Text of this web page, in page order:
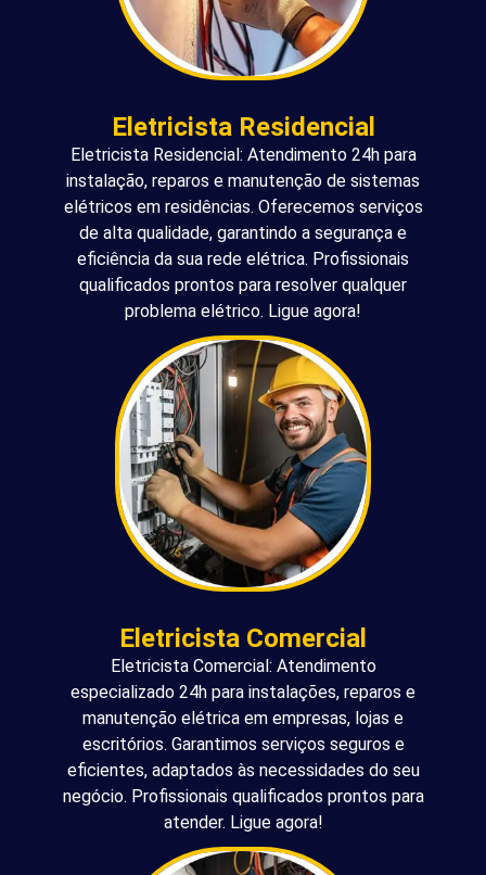
Eletricista Residencial
Eletricista Residencial: Atendimento 24h para
instalação, reparos e manutenção de sistemas
elétricos em residências. Oferecemos serviços
de alta qualidade, garantindo a segurança e
eficiência da sua rede elétrica. Profissionais
qualificados prontos para resolver qualquer
problema elétrico. Ligue agora!
Eletricista Comercial
Eletricista Comercial: Atendimento
especializado 24h para instalações, reparos e
manutenção elétrica em empresas, lojas e
escritórios. Garantimos serviços seguros e
eficientes, adaptados às necessidades do seu
negócio. Profissionais qualificados prontos para
atender. Ligue agora!